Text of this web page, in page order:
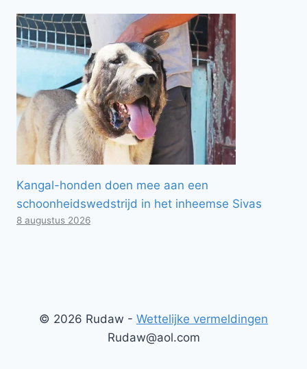
Kangal-honden doen mee aan een
schoonheidswedstrijd in het inheemse Sivas
8 augustus 2026
© 2026 Rudaw - Wettelijke vermeldingen
Rudaw@aol.com